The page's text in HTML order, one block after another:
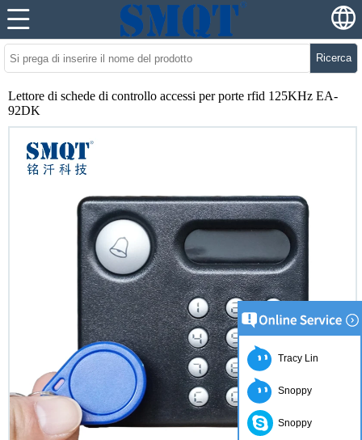
Ricerca
Lettore di schede di controllo accessi per porte rfid 125KHz EA-
92DK
Tracy Lin
Snoppy
Snoppy